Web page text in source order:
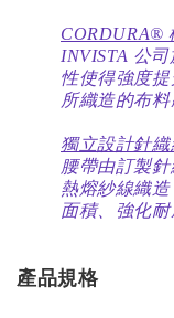
CORDURA®
INVISTA 公
性使得強度
所織造的布
獨立設計針
腰帶由訂製
熱熔紗線織
面積、強化
產品規格